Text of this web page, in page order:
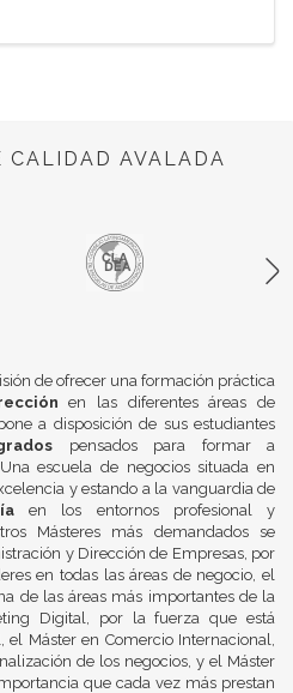
CALIDAD AVALADA
de ofrecer una formación práctica
en las diferentes áreas de
pone a disposición de sus estudiantes
pensados para formar a
escuela de negocios situada en
y estando a la vanguardia de
en los entornos profesional y
Másteres más demandados se
y Dirección de Empresas, por
en todas las áreas de negocio, el
de las áreas más importantes de la
Digital, por la fuerza que está
Máster en Comercio Internacional,
de los negocios, y el Máster
que cada vez más prestan